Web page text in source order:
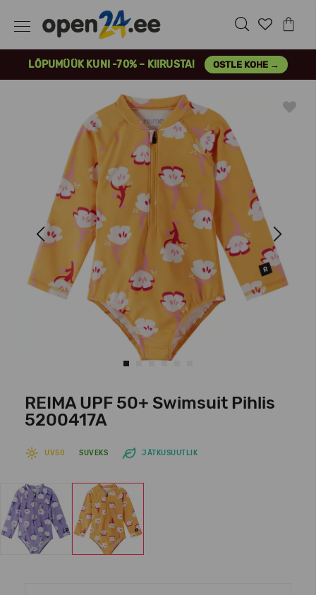
LÕPUMÜÜK KUNI -70% – KIIRUSTA! OSTLE KOHE →
Previous Next
REIMA UPF 50+ Swimsuit Pihlis
5200417A
UV50 SUVEKS JÄTKUSUUTLIK